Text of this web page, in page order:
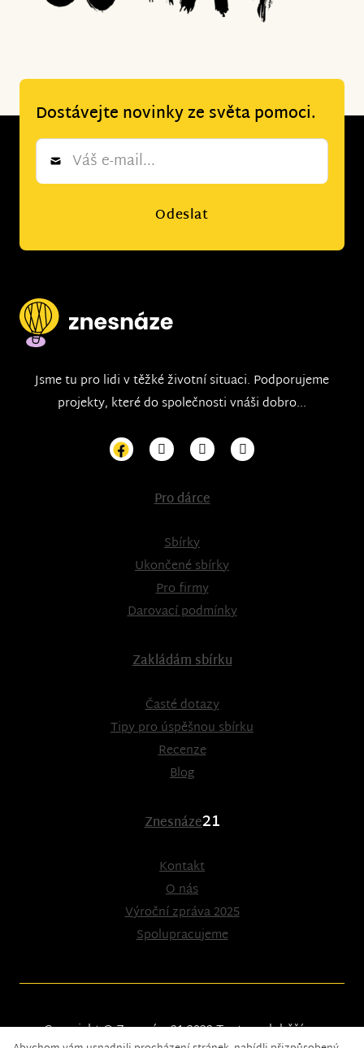
Dostávejte novinky ze světa pomoci.
Newsletter
Odeslat
Jsme tu pro lidi v těžké životní situaci. Podporujeme
projekty, které do společnosti vnáši dobro...
Pro dárce
Sbírky
Ukončené sbírky
Pro firmy
Darovací podmínky
Zakládám sbírku
Časté dotazy
Tipy pro úspěšnou sbírku
Recenze
Blog
Znesnáze21
Kontakt
O nás
Výroční zpráva 2025
Spolupracujeme
Copyright © Znesnáze21 2023Tento web běží na